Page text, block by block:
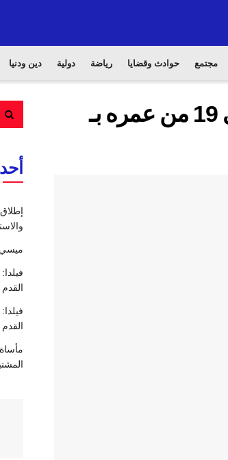
مجتمع حوادث وقضايا رياضة دولية دين ودنيا
فك لغز جريمة قتل راح ضحيتها شاب في 19 من عمره بـ
ميسي